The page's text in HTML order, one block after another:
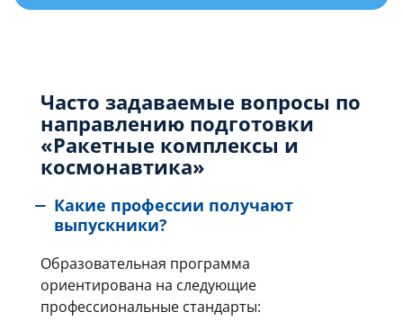
Часто задаваемые вопросы по
направлению подготовки
«Ракетные комплексы и
космонавтика»
Какие профессии получают
выпускники?
Образовательная программа
ориентирована на следующие
профессиональные стандарты: